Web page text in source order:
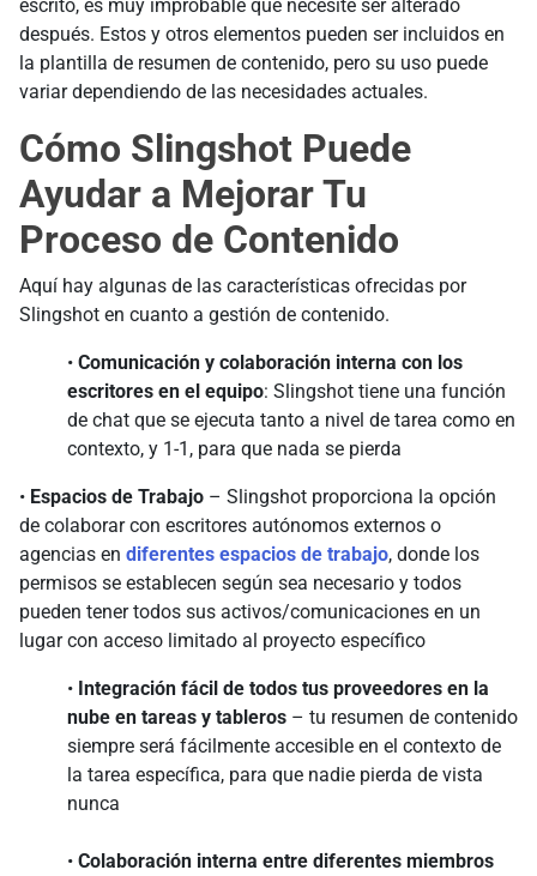
escrito, es muy improbable que necesite ser alterado
después. Estos y otros elementos pueden ser incluidos en
la plantilla de resumen de contenido, pero su uso puede
variar dependiendo de las necesidades actuales.
Cómo Slingshot Puede
Ayudar a Mejorar Tu
Proceso de Contenido
Aquí hay algunas de las características ofrecidas por
Slingshot en cuanto a gestión de contenido.
• Comunicación y colaboración interna con los
escritores en el equipo: Slingshot tiene una función
de chat que se ejecuta tanto a nivel de tarea como en
contexto, y 1-1, para que nada se pierda
• Espacios de Trabajo – Slingshot proporciona la opción
de colaborar con escritores autónomos externos o
agencias en diferentes espacios de trabajo, donde los
permisos se establecen según sea necesario y todos
pueden tener todos sus activos/comunicaciones en un
lugar con acceso limitado al proyecto específico
• Integración fácil de todos tus proveedores en la
nube en tareas y tableros – tu resumen de contenido
siempre será fácilmente accesible en el contexto de
la tarea específica, para que nadie pierda de vista
nunca
• Colaboración interna entre diferentes miembros